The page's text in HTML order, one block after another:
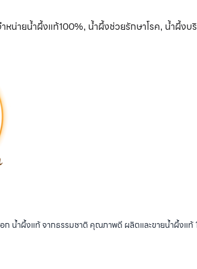
หน่ายน้ำผึ้งแท้100%, น้ำผึ้งช่วยรักษาโรค, น้ำผึ้งบ
ก น้ำผึ้งแท้ จากธรรมชาติ คุณภาพดี ผลิตและขายน้ำผึ้ง